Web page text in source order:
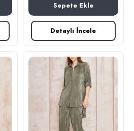
Sepete Ekle
Detaylı İncele